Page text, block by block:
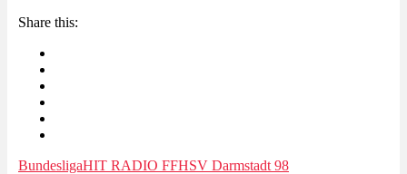
Share this:
BundesligaHIT RADIO FFHSV Darmstadt 98